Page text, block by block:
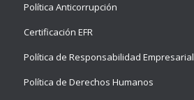
Política Anticorrupción
Certificación EFR
Política de Responsabilidad Empresarial
Política de Derechos Humanos